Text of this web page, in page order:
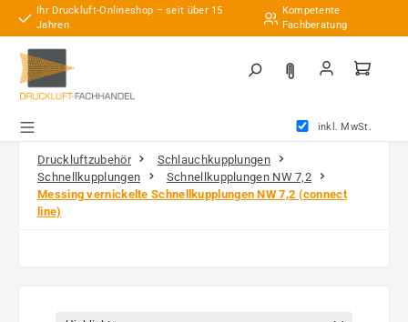
Zum Hauptinhalt springen
Ihr Druckluft-Onlineshop – seit über 15
Jahren
Kompetente
Fachberatung
inkl. MwSt.
Druckluftzubehör
Schlauchkupplungen
Schnellkupplungen
Schnellkupplungen NW 7,2
Messing vernickelte Schnellkupplungen NW 7,2 (connect
line)